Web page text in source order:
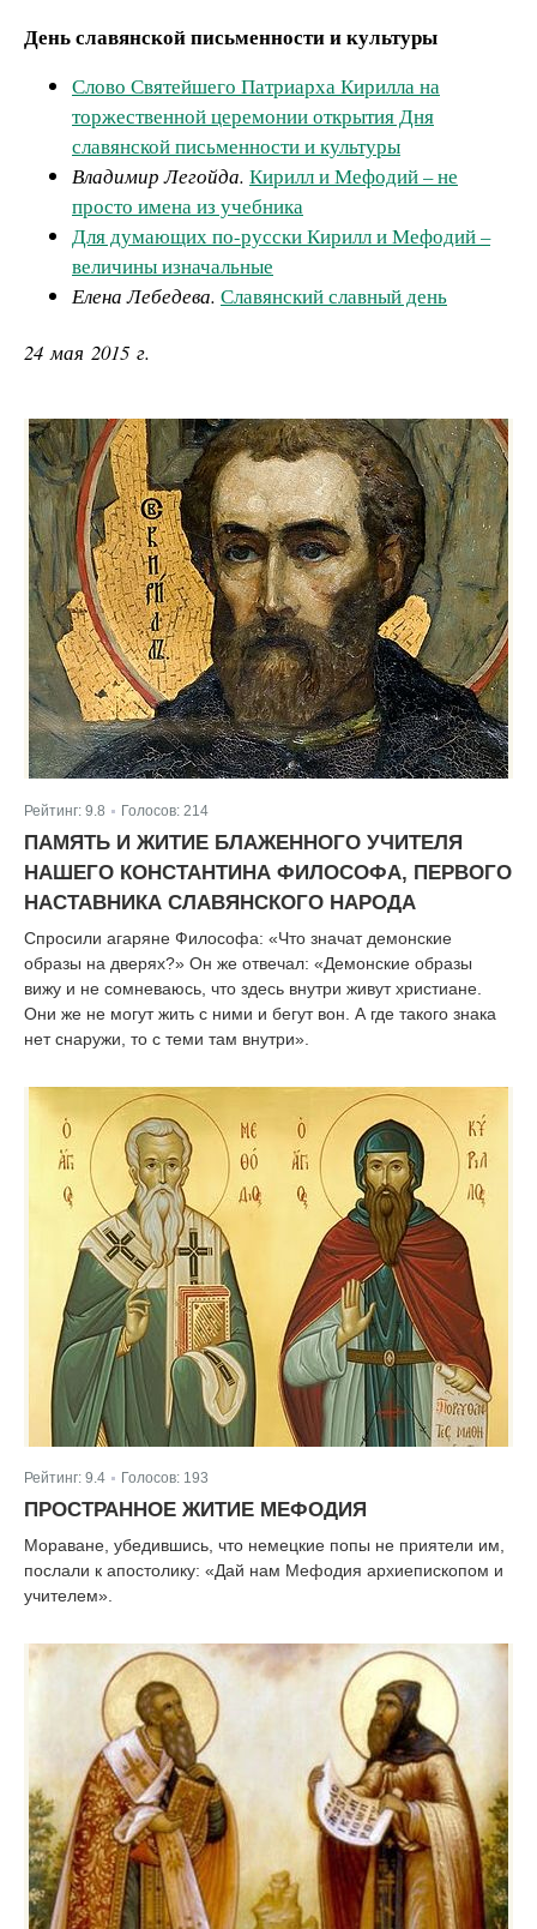
День славянской письменности и культуры
Слово Святейшего Патриарха Кирилла на
торжественной церемонии открытия Дня
славянской письменности и культуры
Владимир Легойда. Кирилл и Мефодий – не
просто имена из учебника
Для думающих по-русски Кирилл и Мефодий –
величины изначальные
Елена Лебедева. Славянский славный день
24 мая 2015 г.
Рейтинг: 9.8 Голосов: 214
ПАМЯТЬ И ЖИТИЕ БЛАЖЕННОГО УЧИТЕЛЯ
НАШЕГО КОНСТАНТИНА ФИЛОСОФА, ПЕРВОГО
НАСТАВНИКА СЛАВЯНСКОГО НАРОДА
Спросили агаряне Философа: «Что значат демонские
образы на дверях?» Он же отвечал: «Демонские образы
вижу и не сомневаюсь, что здесь внутри живут христиане.
Они же не могут жить с ними и бегут вон. А где такого знака
нет снаружи, то с теми там внутри».
Рейтинг: 9.4 Голосов: 193
ПРОСТРАННОЕ ЖИТИЕ МЕФОДИЯ
Мораване, убедившись, что немецкие попы не приятели им,
послали к апостолику: «Дай нам Мефодия архиепископом и
учителем».